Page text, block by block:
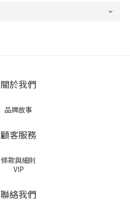
關於我們
品牌故事
顧客服務
條款與細則
VIP
聯絡我們